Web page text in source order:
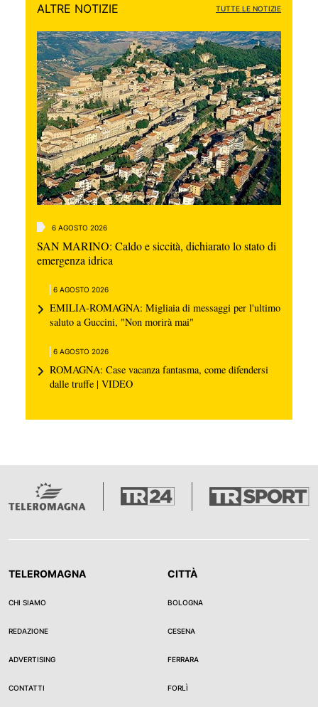
ALTRE NOTIZIE TUTTE LE NOTIZIE
6 AGOSTO 2026
SAN MARINO: Caldo e siccità, dichiarato lo stato di
emergenza idrica
6 AGOSTO 2026
EMILIA-ROMAGNA: Migliaia di messaggi per l'ultimo
saluto a Guccini, "Non morirà mai"
6 AGOSTO 2026
ROMAGNA: Case vacanza fantasma, come difendersi
dalle truffe | VIDEO
TELEROMAGNA
CHI SIAMO
REDAZIONE
ADVERTISING
CONTATTI
CITTÀ
BOLOGNA
CESENA
FERRARA
FORLÌ